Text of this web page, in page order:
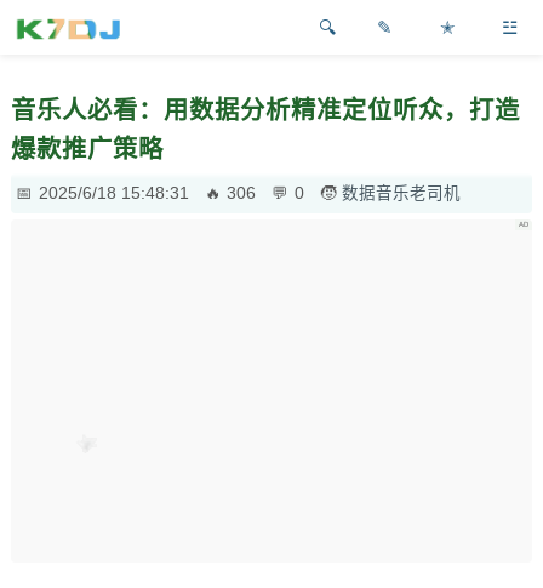
✎ ✭ ☳
音乐人必看：用数据分析精准定位听众，打造
爆款推广策略
2025/6/18 15:48:31 306 0 数据音乐老司机